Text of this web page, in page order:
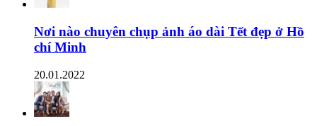
Nơi nào chuyên chụp ảnh áo dài Tết đẹp ở Hồ
chí Minh
20.01.2022